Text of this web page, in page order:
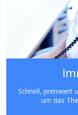
Schnell, preiswert
um das